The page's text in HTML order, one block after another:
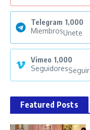
Telegram 1,000
MiembrosUnete
Vimeo 1,000
SeguidoresSeguir
Featured Posts